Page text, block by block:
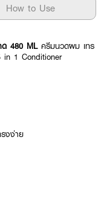
How to Use
ด 480 ML ครีมนวดผม เทร
in 1 Conditioner
รงง่าย